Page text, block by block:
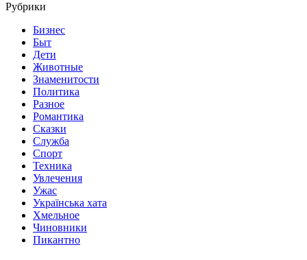
Рубрики
Бизнес
Быт
Дети
Животные
Знаменитости
Политика
Разное
Романтика
Сказки
Служба
Спорт
Техника
Увлечения
Ужас
Українська хата
Хмельное
Чиновники
Пикантно